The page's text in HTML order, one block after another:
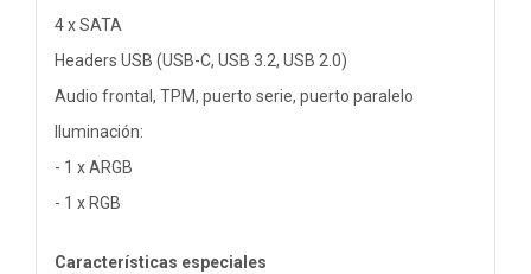
4 x SATA
Headers USB (USB-C, USB 3.2, USB 2.0)
Audio frontal, TPM, puerto serie, puerto paralelo
Iluminación:
- 1 x ARGB
- 1 x RGB
Características especiales